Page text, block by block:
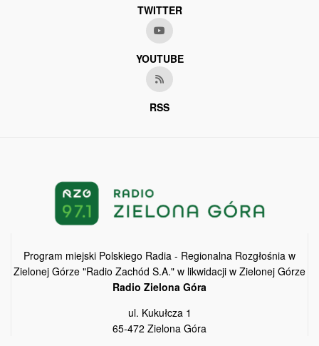
TWITTER
YOUTUBE
RSS
Program miejski Polskiego Radia - Regionalna Rozgłośnia w
Zielonej Górze "Radio Zachód S.A." w likwidacji w Zielonej Górze
Radio Zielona Góra
ul. Kukułcza 1
65-472 Zielona Góra